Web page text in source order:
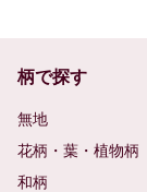
柄で探す
無地
花柄・葉・植物柄
和柄